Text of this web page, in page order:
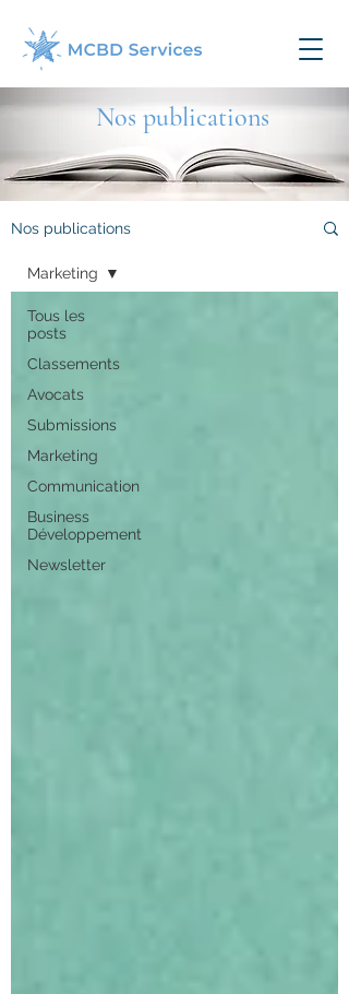
Nos publications
Nos publications
Tous les
posts
Classements
Avocats
Submissions
Marketing
Communication
Business
Développement
Newsletter
Marketing